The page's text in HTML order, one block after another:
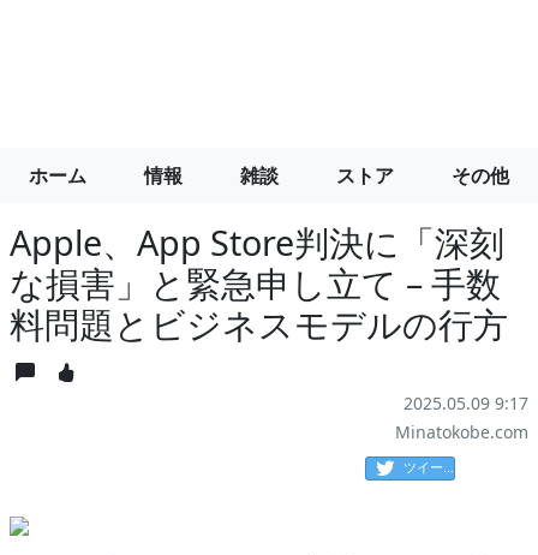
ホーム 情報 雑談 ストア その他
Apple、App Store判決に「深刻
な損害」と緊急申し立て – 手数
料問題とビジネスモデルの行方
2025.05.09 9:17
Minatokobe.com
ツイート